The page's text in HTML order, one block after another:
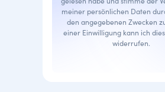
meiner persönlichen Daten
den angegebenen Zwecken
einer Einwilligung kann ich
widerrufen.